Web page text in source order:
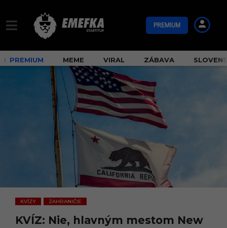
PREMIUM
PREMIUM MEME VIRAL ZÁBAVA
KVÍZY
,
ZAHRANIČIE
KVÍZ: Nie, hlavným mestom New